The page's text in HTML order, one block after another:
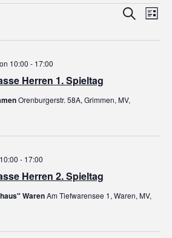
Suche
Suche
Liste
Herren 1. Spieltag
10:00 - 17:00
Orenburgerstr. 58A, Grimmen, MV,
Herren 2. Spieltag
- 17:00
WarenAm Tiefwarensee 1, Waren, MV,